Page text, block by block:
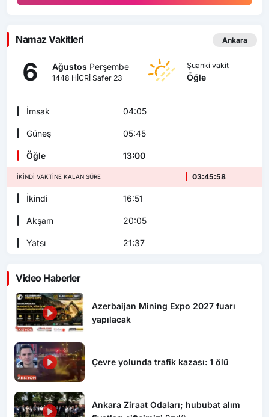
Namaz Vakitleri Ankara
6 Ağustos Perşembe
1448 HİCRİ Safer 23
Şuanki vakit
Öğle
İmsak 04:05
Güneş 05:45
Öğle 13:00
İKINDI VAKTINE KALAN SÜRE 03:45:57
İkindi 16:51
Akşam 20:05
Yatsı 21:37
Video Haberler
Azerbaijan Mining Expo 2027 fuarı
yapılacak
Çevre yolunda trafik kazası: 1 ölü
Ankara Ziraat Odaları; hububat alım